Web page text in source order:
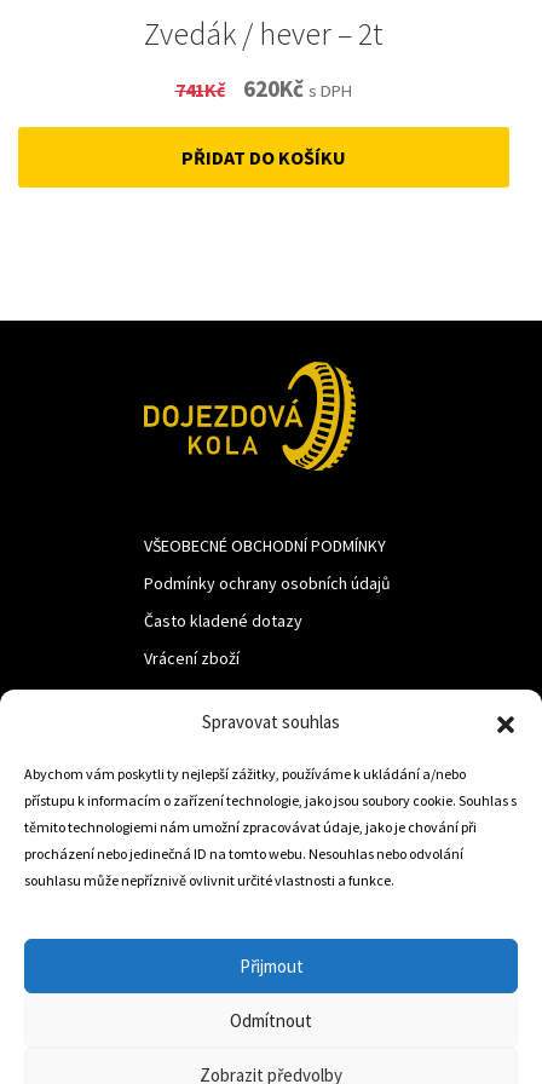
Spravovat souhlas
Abychom vám poskytli ty nejlepší zážitky, používáme k ukládání a/nebo
přístupu k informacím o zařízení technologie, jako jsou soubory cookie. Souhlas s
těmito technologiemi nám umožní zpracovávat údaje, jako je chování při
procházení nebo jedinečná ID na tomto webu. Nesouhlas nebo odvolání
souhlasu může nepříznivě ovlivnit určité vlastnosti a funkce.
Přijmout
Odmítnout
Zobrazit předvolby
Zvedák / hever – 2t
741Kč
Original
price
was:
620KčCurrent
price
is:
s DPH
PŘIDAT DO KOŠÍKU
VŠEOBECNÉ OBCHODNÍ PODMÍNKY
Podmínky ochrany osobních údajů
Často kladené dotazy
Vrácení zboží
LUF s.r.o.
Nám. M.R.Štefanika 518,
Trstená 02801
info@dojezdovakola.com